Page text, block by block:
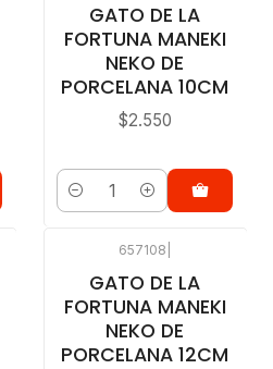
GATO DE LA
FORTUNA MANEKI
NEKO DE
PORCELANA 10CM
$2.550
Cantidad
657108
GATO DE LA
FORTUNA MANEKI
NEKO DE
PORCELANA 12CM